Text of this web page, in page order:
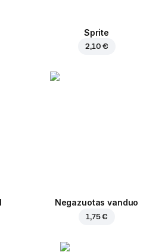
Sprite
2,10 €
Negazuotas vanduo
1,75 €